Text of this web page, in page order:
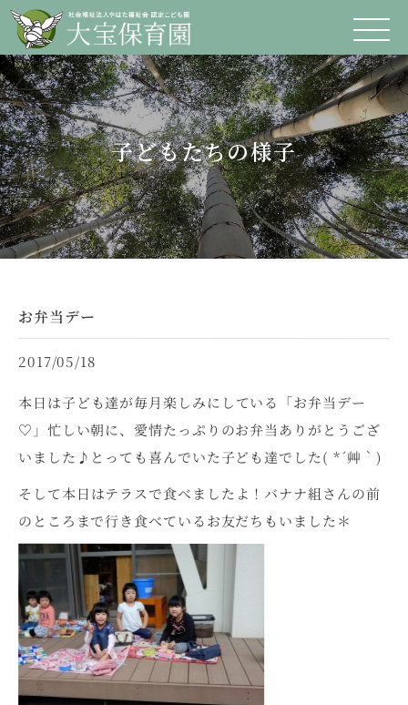
子どもたちの様子
お弁当デー
2017/05/18
本日は子ども達が毎月楽しみにしている「お弁当デー
♡」忙しい朝に、愛情たっぷりのお弁当ありがとうござ
いました♪とっても喜んでいた子ども達でした( *´艸｀)
そして本日はテラスで食べましたよ！バナナ組さんの前
のところまで行き食べているお友だちもいました＊